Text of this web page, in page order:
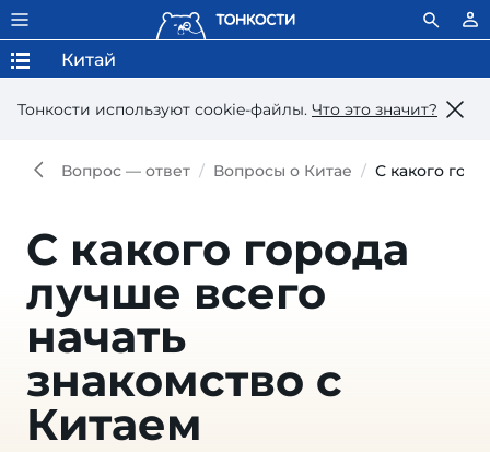
Тонкости используют сookie-файлы. Что это значит?
Китай
Вопрос — ответ Вопросы о Китае С какого
С какого города
лучше всего
начать
знакомство с
Китаем